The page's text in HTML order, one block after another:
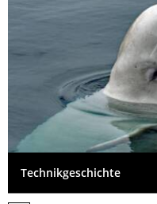
Technikgeschichte